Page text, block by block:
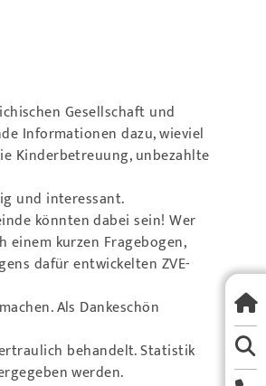
Gesellschaft und
Informationen dazu, wieviel
Kinderbetreuung, unbezahlte
und interessant.
könnten dabei sein! Wer
kurzen Fragebogen,
dafür entwickelten ZVE-
Als Dankeschön
behandelt. Statistik
werden.